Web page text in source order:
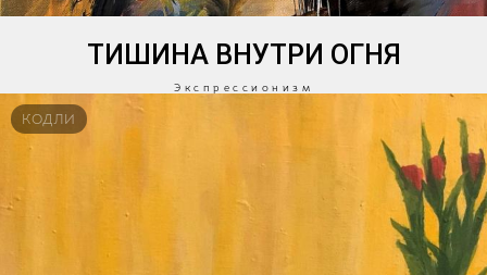
ТИШИНА ВНУТРИ ОГНЯ
Экспрессионизм
КОДЛИ